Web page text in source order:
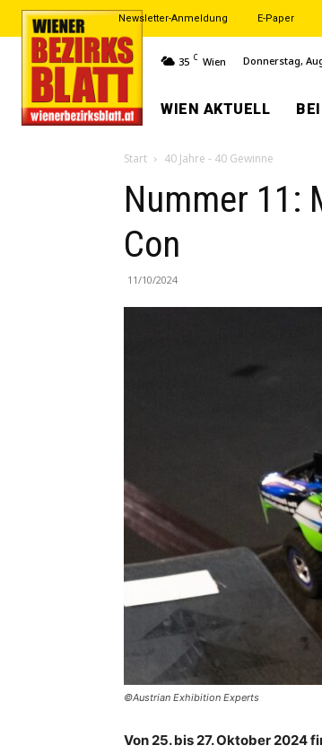
Newsletter-Anmeldung E-Paper
35 C Wien Donnerstag,
WIEN AKTUELL
Start 40 Jahre - 40 Gewinne
Nummer 11:
Con
11/10/2024
©Austrian Exhibition Experts
Von 25. bis 27. Oktober 2024